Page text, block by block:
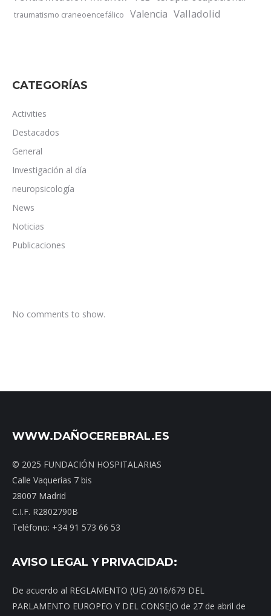
traumatismo craneoencefálico Valencia Valladolid
CATEGORÍAS
Activities
Destacados
General
Investigación al día
neuropsicología
News
Noticias
Publicaciones
No comments to show.
WWW.DAÑOCEREBRAL.ES
© 2025 FUNDACIÓN HOSPITALARIAS
Calle Vaquerías 7 bis
28007 Madrid
C.I.F. R2802790B
Teléfono: +34 91 573 66 53
AVISO LEGAL Y PRIVACIDAD:
De acuerdo al REGLAMENTO (UE) 2016/679 DEL
PARLAMENTO EUROPEO Y DEL CONSEJO de 27 de abril de